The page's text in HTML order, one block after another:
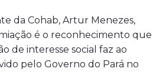
da Cohab, Artur Menezes,
é o reconhecimento que
de interesse social faz ao
pelo Governo do Pará no